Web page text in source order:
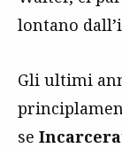
lontano
Gli ultimi
se